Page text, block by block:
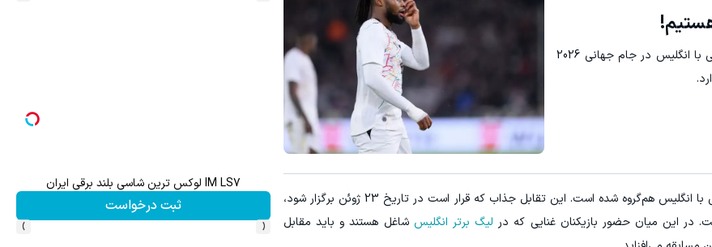
آنتوان سمنیو، هافبک تیم ملی غنا در واکنش به هم‌گروهی با انگلیس در جام جهانی 2026
در گروه ال جام جهانی با انگلیس هم‌گروه شده است. این تقابل جذاب که قرار است در تاریخ 23 ژوئن برگزار شود،
در این میان حضور بازیکنان غنایی که در لیگ برتر انگلیس شاغل هستند و باید مقابل
IM LS7 لوکس ترین شاسی بلند برقی ایران
ثبت درخواست
‹
›